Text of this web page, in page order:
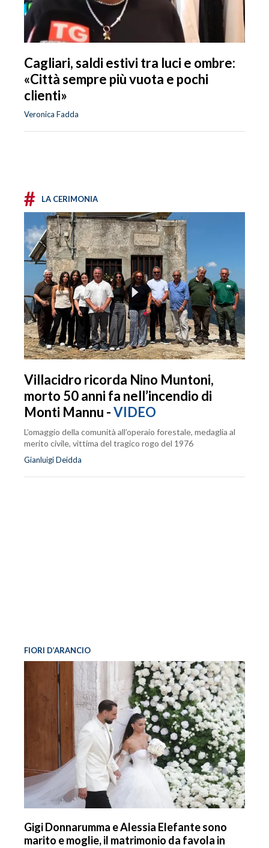
Cagliari, saldi estivi tra luci e ombre:
«Città sempre più vuota e pochi
clienti»
Veronica Fadda
# LA CERIMONIA
Villacidro ricorda Nino Muntoni,
morto 50 anni fa nell’incendio di
Monti Mannu -VIDEO
L’omaggio della comunità all’operaio forestale, medaglia al
merito civile, vittima del tragico rogo del 1976
Gianluigi Deidda
FIORI D’ARANCIO
Gigi Donnarumma e Alessia Elefante sono
marito e moglie, il matrimonio da favola in